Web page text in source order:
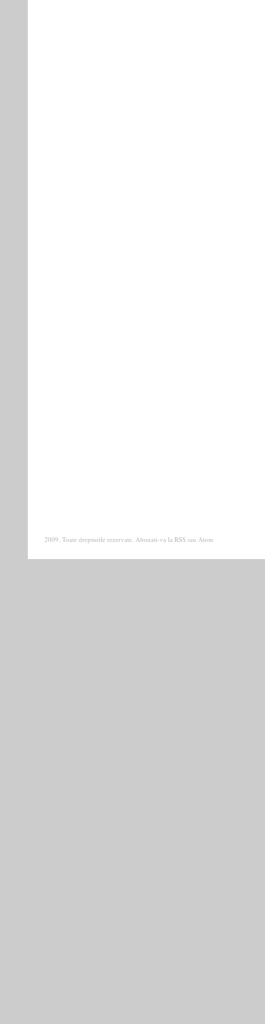
2009. Toate drepturile rezervate. Abonati-va la RSS sau Atom